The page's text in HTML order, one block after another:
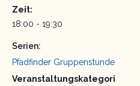
Zeit:
18:00 - 19:30
Serien:
Pfadfinder Gruppenstunde
Veranstaltungskategori